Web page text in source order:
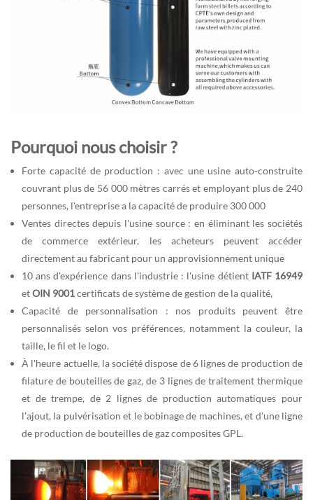
Pourquoi nous choisir ?
Forte capacité de production : avec une usine auto-construite
couvrant plus de 56 000 mètres carrés et employant plus de 240
personnes, l'entreprise a la capacité de produire 300 000
Ventes directes depuis l'usine source : en éliminant les sociétés
de commerce extérieur, les acheteurs peuvent accéder
directement au fabricant pour un approvisionnement unique
10 ans d'expérience dans l'industrie : l'usine détientIATF 16949
etOIN 9001certificats de système de gestion de la qualité,
Capacité de personnalisation : nos produits peuvent être
personnalisés selon vos préférences, notamment la couleur, la
taille, le fil et le logo.
À l'heure actuelle, la société dispose de 6 lignes de production de
filature de bouteilles de gaz, de 3 lignes de traitement thermique
et de trempe, de 2 lignes de production automatiques pour
l'ajout, la pulvérisation et le bobinage de machines, et d'une ligne
de production de bouteilles de gaz composites GPL.